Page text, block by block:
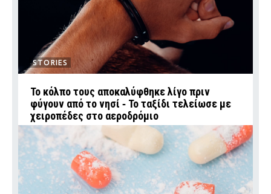
STORIES
Το κόλπο τους αποκαλύφθηκε λίγο πριν
φύγουν από το νησί ‑ Το ταξίδι τελείωσε με
χειροπέδες στο αεροδρόμιο